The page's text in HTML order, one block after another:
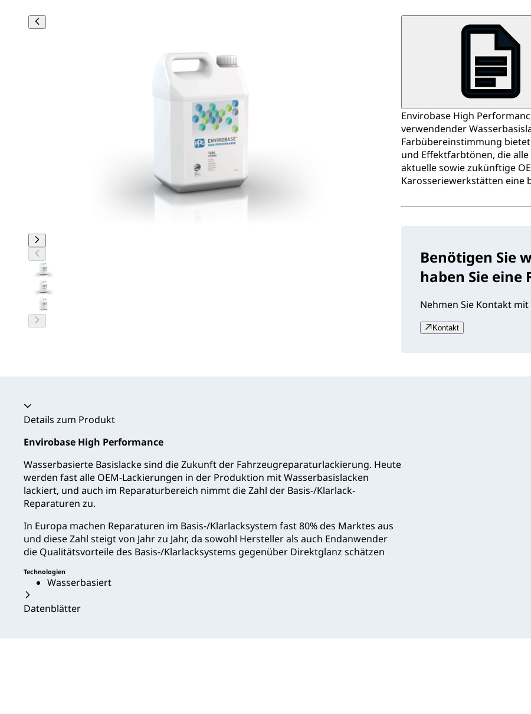
Envirobase High
verwendender
Farbübereinstimmung
und Effektfarbtönen, die
aktuelle sowie zukünftige
Karosseriewerkstätten eine
Benötigen Sie
haben Sie eine
Nehmen Sie Kontakt
Kontakt
Akkordeon zusammengeklappt
Details zum Produkt
Envirobase High Performance
Wasserbasierte Basislacke sind die Zukunft der Fahrzeugreparaturlackierung. Heute
werden fast alle OEM-Lackierungen in der Produktion mit Wasserbasislacken
lackiert, und auch im Reparaturbereich nimmt die Zahl der Basis-/Klarlack-
Reparaturen zu.
In Europa machen Reparaturen im Basis-/Klarlacksystem fast 80% des Marktes aus
und diese Zahl steigt von Jahr zu Jahr, da sowohl Hersteller als auch Endanwender
die Qualitätsvorteile des Basis-/Klarlacksystems gegenüber Direktglanz schätzen
Technologien
Wasserbasiert
Datenblätter